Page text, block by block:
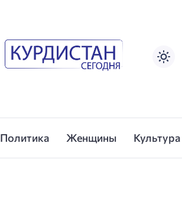
Политика Женщины Культура